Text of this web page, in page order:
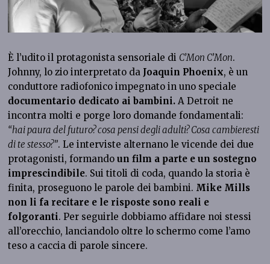
È l’udito il protagonista sensoriale di C’Mon C’Mon.
Johnny, lo zio interpretato da Joaquin Phoenix, è un
conduttore radiofonico impegnato in uno speciale
documentario dedicato ai bambini. A Detroit ne
incontra molti e porge loro domande fondamentali:
“hai paura del futuro? cosa pensi degli adulti? Cosa cambieresti
di te stesso?”. Le interviste alternano le vicende dei due
protagonisti, formando un film a parte e un sostegno
imprescindibile. Sui titoli di coda, quando la storia è
finita, proseguono le parole dei bambini. Mike Mills
non li fa recitare e le risposte sono reali e
folgoranti. Per seguirle dobbiamo affidare noi stessi
all’orecchio, lanciandolo oltre lo schermo come l’amo
teso a caccia di parole sincere.